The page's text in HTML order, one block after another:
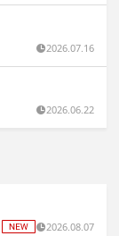
2026.07.16
2026.06.22
2026.08.07